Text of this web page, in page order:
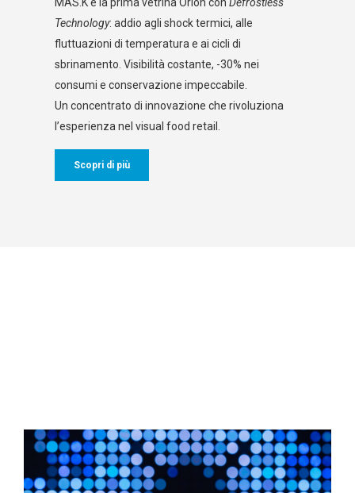
MAS.K è la prima vetrina Orion con Defrostless
Technology: addio agli shock termici, alle
fluttuazioni di temperatura e ai cicli di
sbrinamento. Visibilità costante, -30% nei
consumi e conservazione impeccabile.
Un concentrato di innovazione che rivoluziona
l’esperienza nel visual food retail.
Scopri di più